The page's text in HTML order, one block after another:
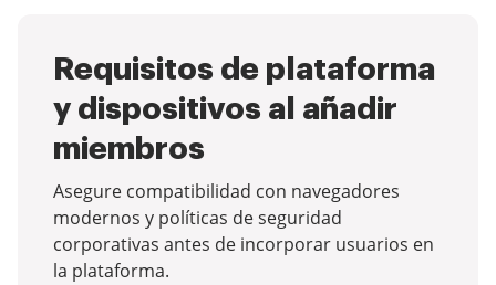
Requisitos de plataforma
y dispositivos al añadir
miembros
Asegure compatibilidad con navegadores
modernos y políticas de seguridad
corporativas antes de incorporar usuarios en
la plataforma.